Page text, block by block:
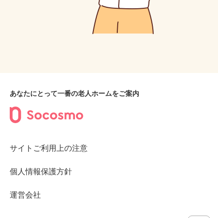
あなたにとって一番の老人ホームをご案内
サイトご利用上の注意
個人情報保護方針
運営会社